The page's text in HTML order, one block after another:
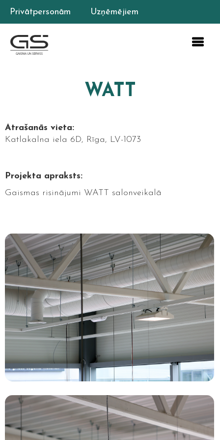
Privātpersonām Uzņēmējiem
WATT
Atrašanās vieta:
Katlakalna iela 6D, Rīga, LV-1073
Projekta apraksts:
Gaismas risinājumi WATT salonveikalā